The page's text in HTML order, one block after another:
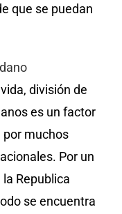
que se puedan
división de
es un factor
por muchos
Por un
Republica
se encuentra